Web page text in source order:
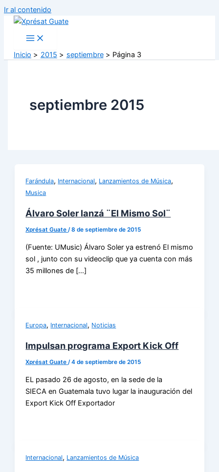
Ir al contenido
Inicio 2015 septiembre Página 3
septiembre 2015
Farándula, Internacional, Lanzamientos de Música,
Musica
Álvaro Soler lanzá ¨El Mismo Sol¨
Xprésat Guate/8 de septiembre de 2015
(Fuente: UMusic) Álvaro Soler ya estrenó El mismo
sol , junto con su videoclip que ya cuenta con más
35 millones de […]
Europa, Internacional, Noticias
Impulsan programa Export Kick Off
Xprésat Guate/4 de septiembre de 2015
EL pasado 26 de agosto, en la sede de la
SIECA en Guatemala tuvo lugar la inauguración del
Export Kick Off Exportador
Internacional, Lanzamientos de Música